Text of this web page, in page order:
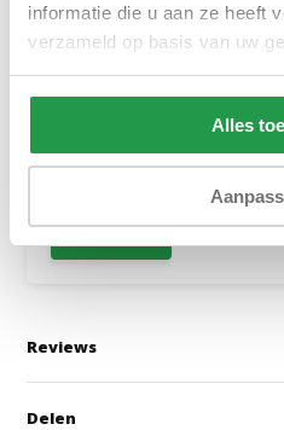
informatie die u aan ze heeft
verzameld op basis van uw
Alles
Molton Hoeslaken Wit |
Reviews
Delen